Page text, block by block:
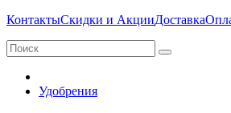
КонтактыСкидки и АкцииДоставка
Удобрения